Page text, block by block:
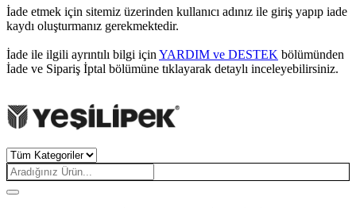
İade etmek için sitemiz üzerinden kullanıcı adınız ile giriş yapıp iade
kaydı oluşturmanız gerekmektedir.
İade ile ilgili ayrıntılı bilgi için YARDIM ve DESTEK bölümünden
İade ve Sipariş İptal bölümüne tıklayarak detaylı inceleyebilirsiniz.